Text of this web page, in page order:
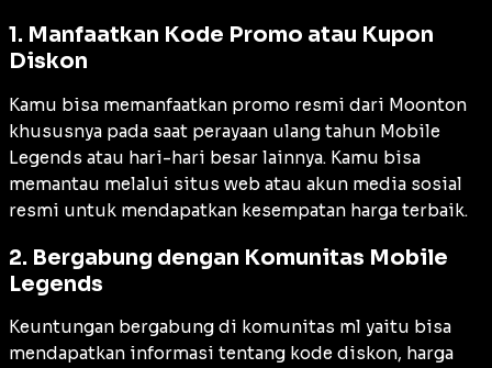
1. Manfaatkan Kode Promo atau Kupon
Diskon
Kamu bisa memanfaatkan promo resmi dari Moonton
khususnya pada saat perayaan ulang tahun Mobile
Legends atau hari-hari besar lainnya. Kamu bisa
memantau melalui situs web atau akun media sosial
resmi untuk mendapatkan kesempatan harga terbaik.
2. Bergabung dengan Komunitas Mobile
Legends
Keuntungan bergabung di komunitas ml yaitu bisa
mendapatkan informasi tentang kode diskon, harga